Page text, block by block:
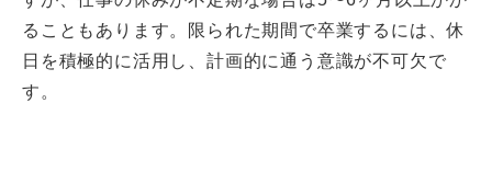
ることもあります。限られた期間で卒業するには、休
日を積極的に活用し、計画的に通う意識が不可欠で
す。